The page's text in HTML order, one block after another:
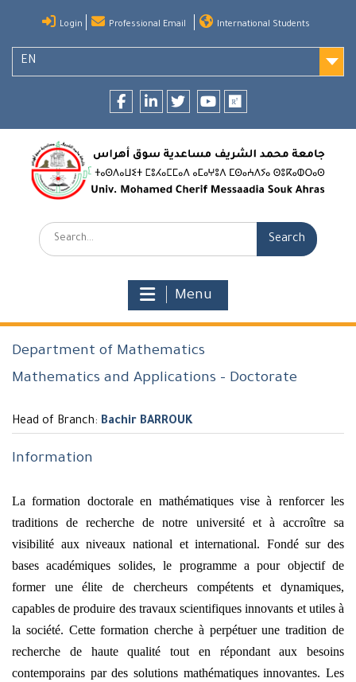
content
Login Professional Email International Students
EN
Search:
Menu
Department of Mathematics
Mathematics and Applications - Doctorate
Head of Branch: Bachir BARROUK
Information
La formation doctorale en mathématiques vise à renforcer les
traditions de recherche de notre université et à accroître sa
visibilité aux niveaux national et international. Fondé sur des
bases académiques solides, le programme a pour objectif de
former une élite de chercheurs compétents et dynamiques,
capables de produire des travaux scientifiques innovants et utiles à
la société. Cette formation cherche à perpétuer une tradition de
recherche de haute qualité tout en répondant aux besoins
contemporains par des solutions mathématiques innovantes. Les